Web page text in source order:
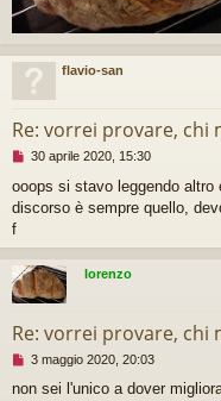
e
flavio-san
Re: vorrei provare, chi
M
s
s
i
o
a
e
g
30 aprile 2020, 15:30
ooops si stavo leggendo
discorso è sempre quello,
f
lorenzo
Re: vorrei provare, chi
M
s
3 maggio 2020, 20:03
non sei l'unico a dover